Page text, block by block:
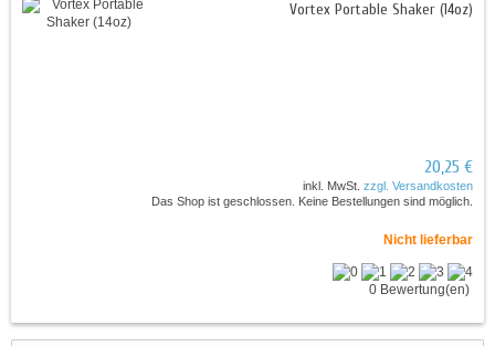
Vortex Portable Shaker (14oz)
20,25 €
inkl. MwSt. zzgl. Versandkosten
Das Shop ist geschlossen. Keine Bestellungen sind möglich.
Nicht lieferbar
0 Bewertung(en)